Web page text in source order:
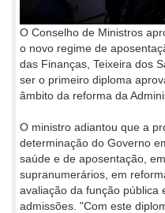
O Conselho de Ministros
o novo regime de
das Finanças, Teixeira dos
ser o primeiro diploma
âmbito da reforma da
O ministro adiantou que a
determinação do Governo
saúde e de aposentação,
supranumerários, em
avaliação da função pública
admissões. "Com este